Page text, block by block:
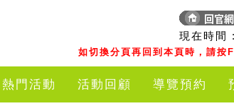
現在時間 :
如切換分頁再回到本頁時，請按
熱門活動 活動回顧 導覽預約